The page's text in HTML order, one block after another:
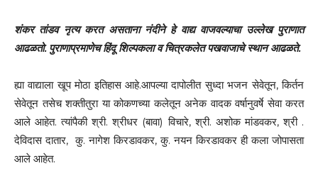
शंकर तांडव नृत्य करत असताना नंदीने हे वाद्य वाजवल्याचा उल्लेख पुराणात
आढळतो. पुराणाप्रमाणेच हिंदू शिल्पकला व चित्रकलेत पखवाजाचे स्थान आढळते‌.
ह्या वाद्याला खूप मोठा इतिहास आहे.आपल्या दापोलीत सुध्दा भजन सेवेतून, किर्तन
सेवेतून तसेच शक्तीतुरा या कोकणच्या कलेतून अनेक वादक वर्षानुवर्षे सेवा करत
आले आहेत. त्यांपैकी श्री. श्रीधर (बावा) विचारे, श्री. अशोक‌ मांडवकर, श्री .
देविदास दातार, कु. नागेश किरडावकर, कु. नयन किरडावकर ही कला जोपासता
आले आहेत.